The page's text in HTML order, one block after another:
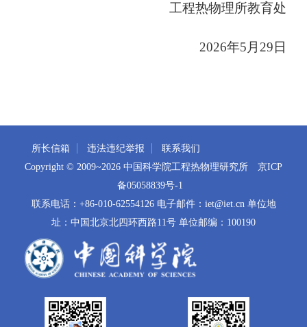
工程热物理所教育处
2026年5 月 29 日
所长信箱 违法违纪举报
联系我们
Copyright © 2009~2026 中国科学院工程热物理研究所
京ICP
备05058839号-1
联系电话：+86-010-62554126 电子邮件：iet@iet.cn 单位地
址：中国北京北四环西路11号 单位邮编：100190